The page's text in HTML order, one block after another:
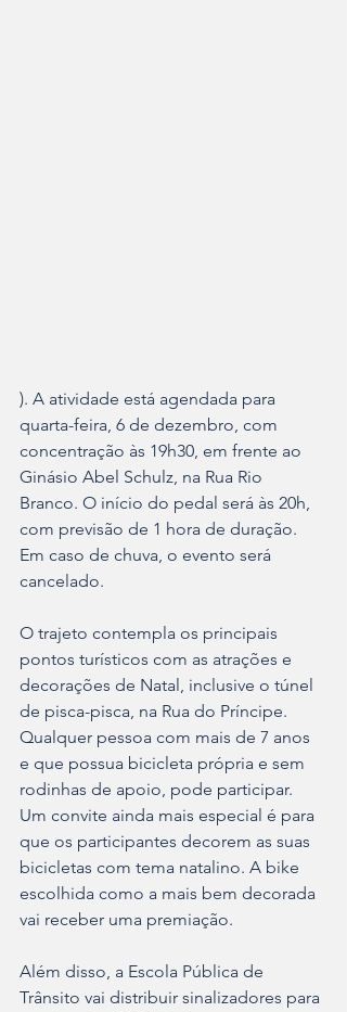
). A atividade está agendada para
quarta-feira, 6 de dezembro, com
concentração às 19h30, em frente ao
Ginásio Abel Schulz, na Rua Rio
Branco. O início do pedal será às 20h,
com previsão de 1 hora de duração.
Em caso de chuva, o evento será
cancelado.
O trajeto contempla os principais
pontos turísticos com as atrações e
decorações de Natal, inclusive o túnel
de pisca-pisca, na Rua do Príncipe.
Qualquer pessoa com mais de 7 anos
e que possua bicicleta própria e sem
rodinhas de apoio, pode participar.
Um convite ainda mais especial é para
que os participantes decorem as suas
bicicletas com tema natalino. A bike
escolhida como a mais bem decorada
vai receber uma premiação.
Além disso, a Escola Pública de
Trânsito vai distribuir sinalizadores para